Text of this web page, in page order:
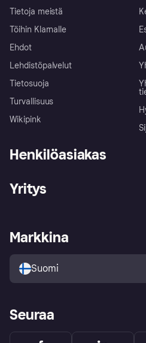
Tietoja meistä
Töihin Klarnalle
Ehdot
Lehdistöpalvelut
Tietosuoja
Turvallisuus
Wikipink
Henkilöasiakas
Kirjaudu sisään
Tutustu kauppoihin
Ostajan turva
Yritys
Kirjaudu sisään yrityksenä
Markkina
Suomi
Seuraa